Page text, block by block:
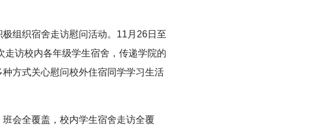
组织宿舍走访慰问活动。11月26日至
访校内各年级学生宿舍，传递学院的
方式关心慰问校外住宿同学学习生活
会全覆盖，校内学生宿舍走访全覆